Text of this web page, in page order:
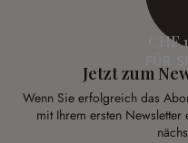
CHF
Jetzt zum
Wenn Sie erfolgreich das
mit Ihrem ersten